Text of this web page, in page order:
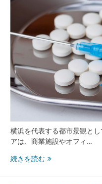
と
来
の
健
康
え
る
内
科
診
の
横浜を代表する都市景観と
アは、商業施設やオフィ…
続きを読むみ